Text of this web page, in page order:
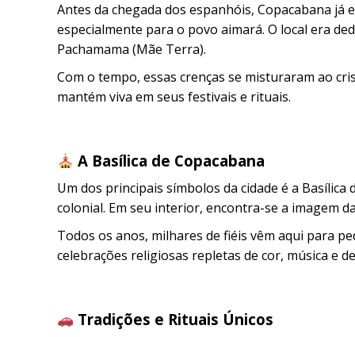
Antes da chegada dos espanhóis, Copacabana
especialmente para o povo aimará. O local era
Pachamama (Mãe Terra).
Com o tempo, essas crenças se misturaram ao
mantém viva em seus festivais e rituais.
A Basílica de Copacabana
Um dos principais símbolos da cidade é a
colonial. Em seu interior, encontra-se a imagem
Todos os anos, milhares de fiéis vêm aqui para
celebrações religiosas repletas de cor, música e
Tradições e Rituais Únicos